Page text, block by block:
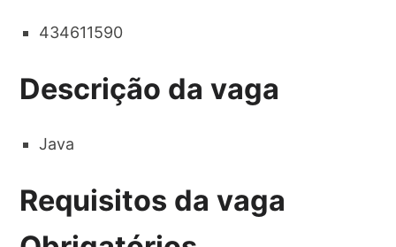
434611590
Descrição da vaga
Java
Requisitos da vaga